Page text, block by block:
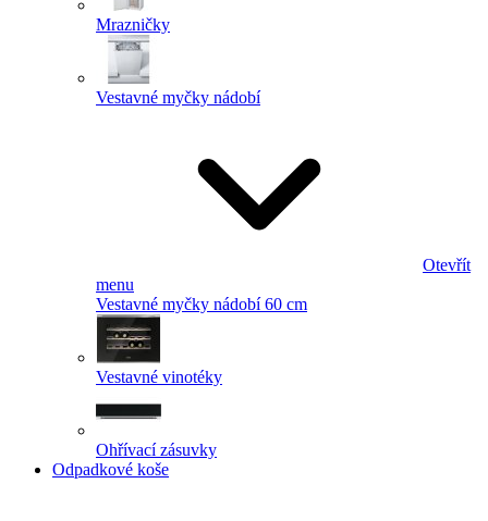
Mrazničky
Vestavné myčky nádobí
Otevřít
menu
Vestavné myčky nádobí 60 cm
Vestavné vinotéky
Ohřívací zásuvky
Odpadkové koše